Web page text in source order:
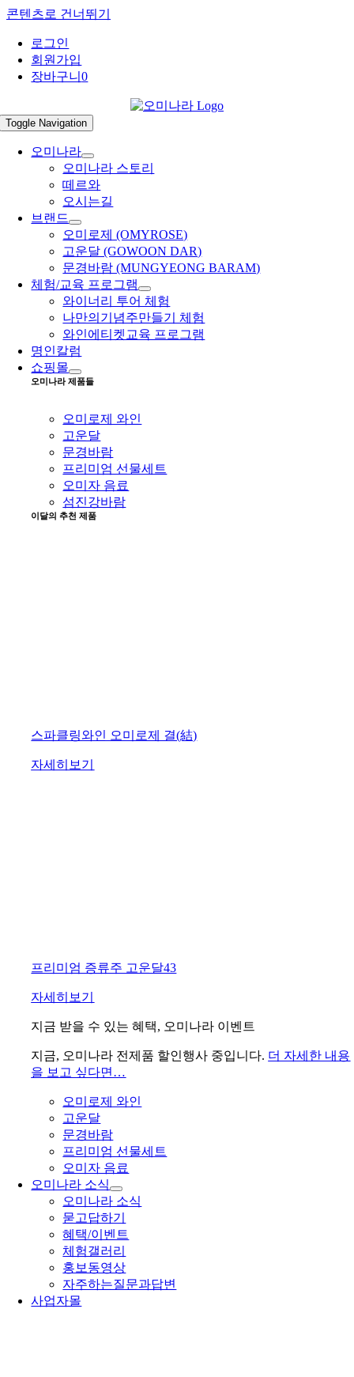
콘텐츠로 건너뛰기
로그인
회원가입
장바구니0
Toggle Navigation
오미나라
오미나라 스토리
떼르와
오시는길
브랜드
오미로제 (OMYROSE)
고운달 (GOWOON DAR)
문경바람 (MUNGYEONG BARAM)
체험/교육 프로그램
와이너리 투어 체험
나만의기념주만들기 체험
와인에티켓교육 프로그램
명인칼럼
쇼핑몰
오미나라 제품들
오미로제 와인
고운달
문경바람
프리미엄 선물세트
오미자 음료
섬진강바람
이달의 추천 제품
스파클링와인 오미로제 결(結)
자세히보기
프리미엄 증류주 고운달43
자세히보기
지금 받을 수 있는 혜택, 오미나라 이벤트
지금, 오미나라 전제품 할인행사 중입니다. 더 자세한 내용
을 보고 싶다면…
오미로제 와인
고운달
문경바람
프리미엄 선물세트
오미자 음료
오미나라 소식
오미나라 소식
묻고답하기
혜택/이벤트
체험갤러리
홍보동영상
자주하는질문과답변
사업자몰